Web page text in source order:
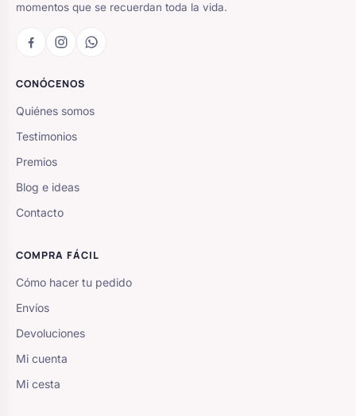
momentos que se recuerdan toda la vida.
CONÓCENOS
Quiénes somos
Testimonios
Premios
Blog e ideas
Contacto
COMPRA FÁCIL
Cómo hacer tu pedido
Envíos
Devoluciones
Mi cuenta
Mi cesta